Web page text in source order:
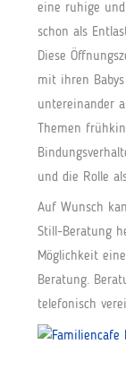
eine ruhige
schon als
Diese
mit ihren
untereinander
Themen
und die Rolle
Auf Wunsch
Still-Beratung
Möglichkeit
Beratung.
telefonisch